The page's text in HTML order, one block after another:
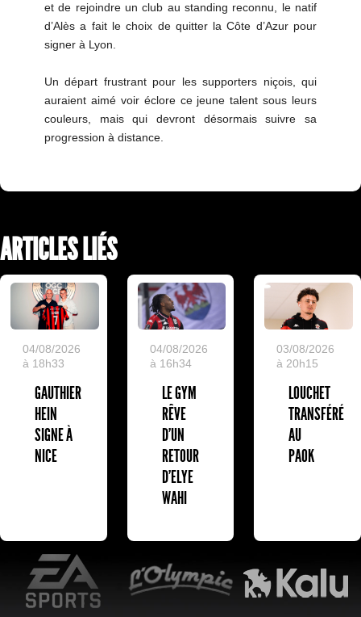
et de rejoindre un club au standing reconnu, le natif
d’Alès a fait le choix de quitter la Côte d’Azur pour
signer à Lyon.
Un départ frustrant pour les supporters niçois, qui
auraient aimé voir éclore ce jeune talent sous leurs
couleurs, mais qui devront désormais suivre sa
progression à distance.
ARTICLES LIÉS
04/08/2026
à 18h33
GAUTHIER
HEIN
SIGNE À
NICE
04/08/2026
à 16h34
LE GYM
RÊVE
D’UN
RETOUR
D’ELYE
WAHI
03/08/2026
à 20h15
LOUCHET
TRANSFÉRÉ
AU
PAOK
EA Sports